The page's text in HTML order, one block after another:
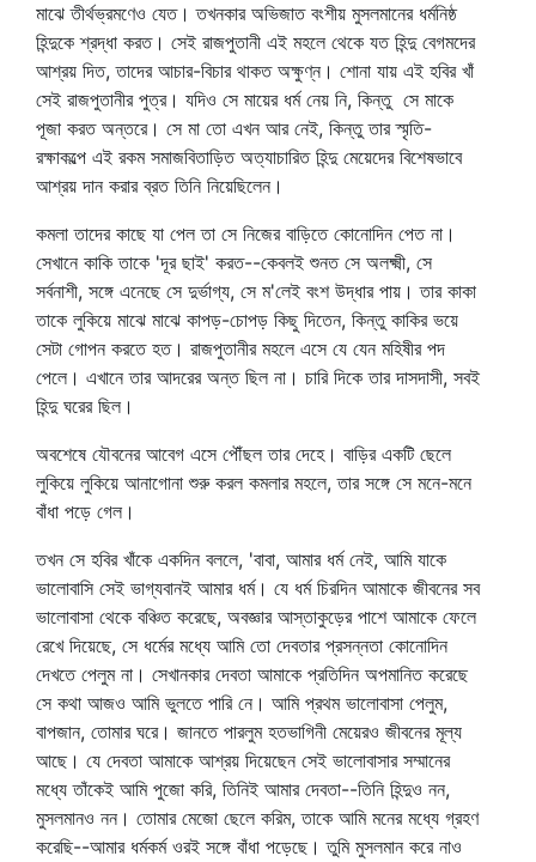
মাঝে তীর্থভ্রমণেও যেত। তখনকার অভিজাত বংশীয় মুসলমানের ধর্মনিষ্ঠ
হিন্দুকে শ্রদ্ধা করত। সেই রাজপুতানী এই মহলে থেকে যত হিন্দু বেগমদের
আশ্রয় দিত, তাদের আচার-বিচার থাকত অক্ষুণ্ন। শোনা যায় এই হবির খাঁ
সেই রাজপুতানীর পুত্র। যদিও সে মায়ের ধর্ম নেয় নি, কিন্তু সে মাকে
পূজা করত অন্তরে। সে মা তো এখন আর নেই, কিন্তু তার স্মৃতি-
রক্ষাকল্পে এই রকম সমাজবিতাড়িত অত্যাচারিত হিন্দু মেয়েদের বিশেষভাবে
আশ্রয় দান করার ব্রত তিনি নিয়েছিলেন।
কমলা তাদের কাছে যা পেল তা সে নিজের বাড়িতে কোনোদিন পেত না।
সেখানে কাকি তাকে 'দূর ছাই' করত--কেবলই শুনত সে অলক্ষ্মী, সে
সর্বনাশী, সঙ্গে এনেছে সে দুর্ভাগ্য, সে ম'লেই বংশ উদ্ধার পায়। তার কাকা
তাকে লুকিয়ে মাঝে মাঝে কাপড়-চোপড় কিছু দিতেন, কিন্তু কাকির ভয়ে
সেটা গোপন করতে হত। রাজপুতানীর মহলে এসে যে যেন মহিষীর পদ
পেলে। এখানে তার আদরের অন্ত ছিল না। চারি দিকে তার দাসদাসী, সবই
হিন্দু ঘরের ছিল।
অবশেষে যৌবনের আবেগ এসে পৌঁছল তার দেহে। বাড়ির একটি ছেলে
লুকিয়ে লুকিয়ে আনাগোনা শুরু করল কমলার মহলে, তার সঙ্গে সে মনে-মনে
বাঁধা পড়ে গেল।
তখন সে হবির খাঁকে একদিন বললে, 'বাবা, আমার ধর্ম নেই, আমি যাকে
ভালোবাসি সেই ভাগ্যবানই আমার ধর্ম। যে ধর্ম চিরদিন আমাকে জীবনের সব
ভালোবাসা থেকে বঞ্চিত করেছে, অবজ্ঞার আস্তাকুড়ের পাশে আমাকে ফেলে
রেখে দিয়েছে, সে ধর্মের মধ্যে আমি তো দেবতার প্রসন্নতা কোনোদিন
দেখতে পেলুম না। সেখানকার দেবতা আমাকে প্রতিদিন অপমানিত করেছে
সে কথা আজও আমি ভুলতে পারি নে। আমি প্রথম ভালোবাসা পেলুম,
বাপজান, তোমার ঘরে। জানতে পারলুম হতভাগিনী মেয়েরও জীবনের মূল্য
আছে। যে দেবতা আমাকে আশ্রয় দিয়েছেন সেই ভালোবাসার সম্মানের
মধ্যে তাঁকেই আমি পুজো করি, তিনিই আমার দেবতা--তিনি হিন্দুও নন,
মুসলমানও নন। তোমার মেজো ছেলে করিম, তাকে আমি মনের মধ্যে গ্রহণ
করেছি--আমার ধর্মকর্ম ওরই সঙ্গে বাঁধা পড়েছে। তুমি মুসলমান করে নাও